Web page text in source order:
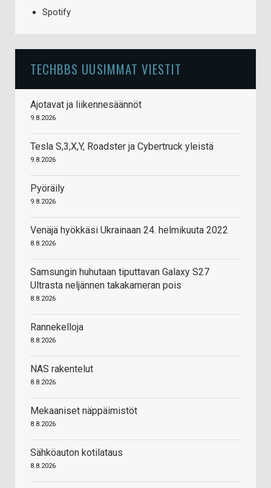
Spotify
TECHBBS UUSIMMAT VIESTIT
Ajotavat ja liikennesäännöt
9.8.2026
Tesla S,3,X,Y, Roadster ja Cybertruck yleistä
9.8.2026
Pyöräily
9.8.2026
Venäjä hyökkäsi Ukrainaan 24. helmikuuta 2022
8.8.2026
Samsungin huhutaan tiputtavan Galaxy S27
Ultrasta neljännen takakameran pois
8.8.2026
Rannekelloja
8.8.2026
NAS rakentelut
8.8.2026
Mekaaniset näppäimistöt
8.8.2026
Sähköauton kotilataus
8.8.2026